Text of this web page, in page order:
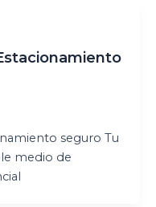
seguro Tu
medio de